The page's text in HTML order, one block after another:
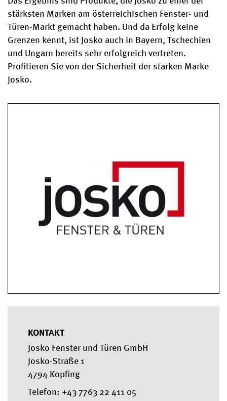
stärksten Marken am österreichischen Fenster- und
Türen-Markt gemacht haben. Und da Erfolg keine
Grenzen kennt, ist Josko auch in Bayern, Tschechien
und Ungarn bereits sehr erfolgreich vertreten.
Profitieren Sie von der Sicherheit der starken Marke
Josko.
KONTAKT
Josko Fenster und Türen GmbH
Josko-Straße 1
4794 Kopfing
Telefon: +43 7763 22 411 05